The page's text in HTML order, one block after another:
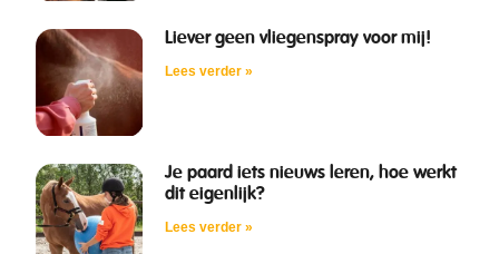
Liever geen vliegenspray voor mij!
Lees verder »
Je paard iets nieuws leren, hoe werkt
dit eigenlijk?
Lees verder »